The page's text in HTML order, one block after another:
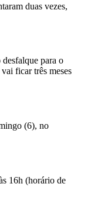
duas vezes,
para o
vai ficar três meses
(6), no
16h (horário de